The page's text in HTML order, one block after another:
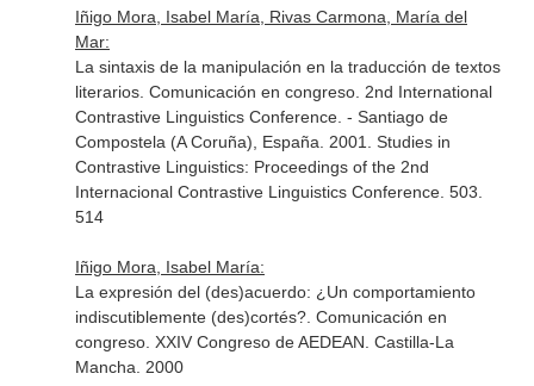
Iñigo Mora, Isabel María, Rivas Carmona, María del
Mar:
La sintaxis de la manipulación en la traducción de textos
literarios. Comunicación en congreso. 2nd International
Contrastive Linguistics Conference. - Santiago de
Compostela (A Coruña), España. 2001. Studies in
Contrastive Linguistics: Proceedings of the 2nd
Internacional Contrastive Linguistics Conference. 503.
514
Iñigo Mora, Isabel María:
La expresión del (des)acuerdo: ¿Un comportamiento
indiscutiblemente (des)cortés?. Comunicación en
congreso. XXIV Congreso de AEDEAN. Castilla-La
Mancha. 2000